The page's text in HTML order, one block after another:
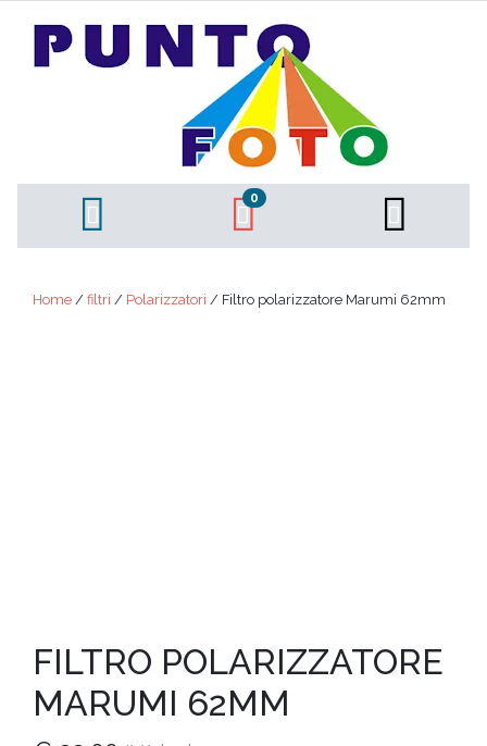
0
Home / filtri / Polarizzatori / Filtro polarizzatore Marumi 62mm
FILTRO POLARIZZATORE
MARUMI 62MM